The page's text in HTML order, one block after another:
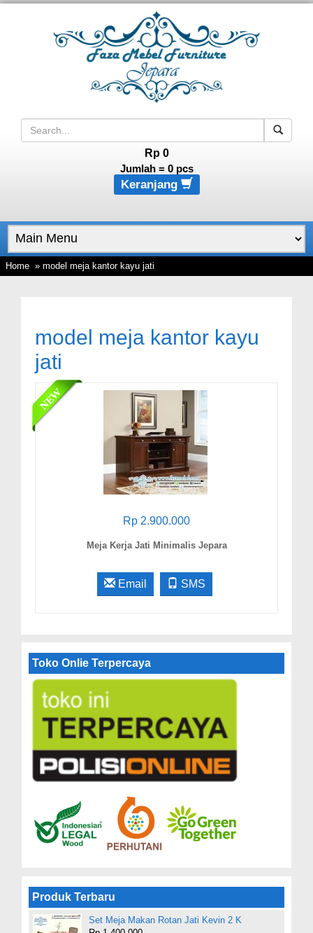
Rp 0
Jumlah = 0pcs
Keranjang
Home » model meja kantor kayu jati
model meja kantor kayu
jati
Rp 2.900.000
Meja Kerja Jati Minimalis Jepara
Email SMS
Toko Onlie Terpercaya
Produk Terbaru
Set Meja Makan Rotan Jati Kevin 2 K